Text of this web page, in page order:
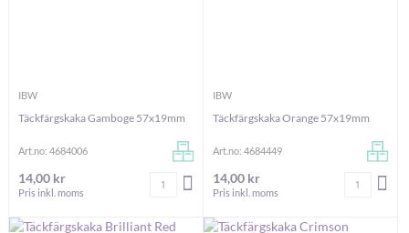
IBW
Täckfärgskaka Gamboge 57x19mm
Art.no: 4684006
14,00 kr
Pris inkl. moms
Antal LÄGG I VARUKORGEN
IBW
Täckfärgskaka Orange 57x19mm
Art.no: 4684449
14,00 kr
Pris inkl. moms
Antal